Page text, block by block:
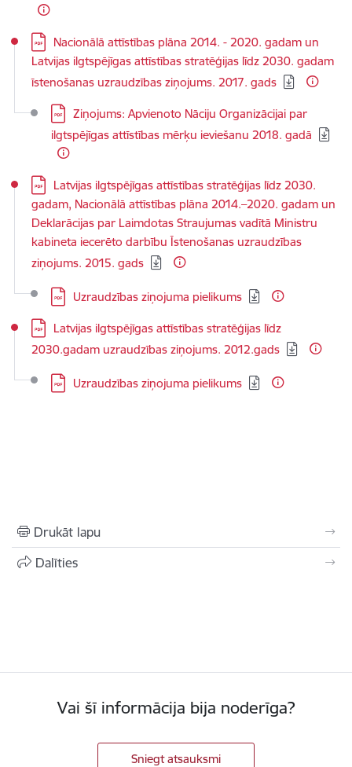
Lejupielādēt:
​Nacionālā attīstības plāna 2014. - 2020. gadam un
Latvijas ilgtspējīgas attīstības stratēģijas līdz 2030. gadam
īstenošanas uzraudzības ziņojums. 2017. gads
Lejupielādēt:
Ziņojums: Apvienoto Nāciju Organizācijai par
ilgtspējīgas attīstības mērķu ieviešanu 2018. gadā
Lejupielādēt:
Latvijas ilgtspējīgas attīstības stratēģijas līdz 2030.
gadam, Nacionālā attīstības plāna 2014.–2020. gadam un
Deklarācijas par Laimdotas Straujumas vadītā Ministru
kabineta iecerēto darbību Īstenošanas uzraudzības
ziņojums. 2015. gads
Lejupielādēt:
Uzraudzības ziņojuma pielikums
Lejupielādēt:
Latvijas ilgtspējīgas attīstības stratēģijas līdz
2030.gadam uzraudzības ziņojums. 2012.gads
Lejupielādēt:
Uzraudzības ziņojuma pielikums
Drukāt lapu
Dalīties
Vai šī informācija bija noderīga?
Sniegt atsauksmi